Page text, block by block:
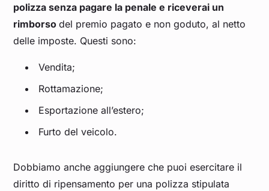
polizza senza pagare la penale e riceverai un
rimborsodel premio pagato e non goduto, al netto
delle imposte. Questi sono:
Vendita;
Rottamazione;
Esportazione all’estero;
Furto del veicolo.
Dobbiamo anche aggiungere che puoi esercitare il
diritto di ripensamento per una polizza stipulata